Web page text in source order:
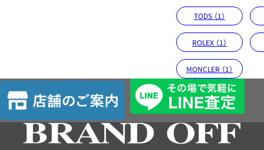
TODS （1）
ROLEX （1）
MONCLER （1）
店
舗
の